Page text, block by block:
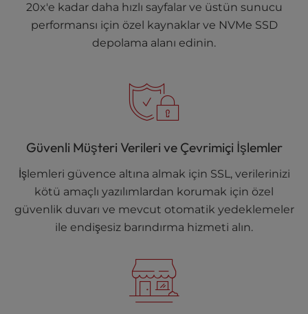
20x'e kadar daha hızlı sayfalar ve üstün sunucu
performansı için özel kaynaklar ve NVMe SSD
depolama alanı edinin.
Güvenli Müşteri Verileri ve Çevrimiçi İşlemler
İşlemleri güvence altına almak için SSL, verilerinizi
kötü amaçlı yazılımlardan korumak için özel
güvenlik duvarı ve mevcut otomatik yedeklemeler
ile endişesiz barındırma hizmeti alın.